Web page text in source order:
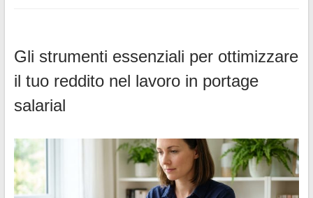
Gli strumenti essenziali per ottimizzare
il tuo reddito nel lavoro in portage
salarial